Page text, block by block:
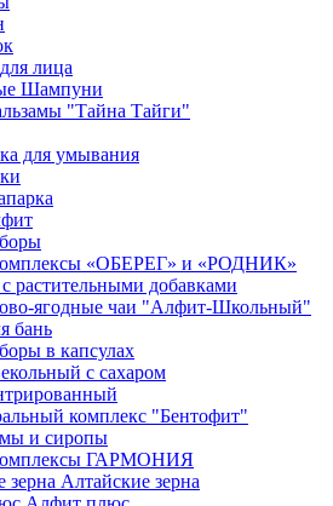
лица
Шампуни
"Тайна Тайги"
для умывания
«ОБЕРЕГ» и «РОДНИК»
растительными добавками
ягодные чаи "Алфит-Школьный"
бань
в капсулах
с сахаром
комплекс "Бентофит"
и сиропы
ГАРМОНИЯ
Алтайские зерна